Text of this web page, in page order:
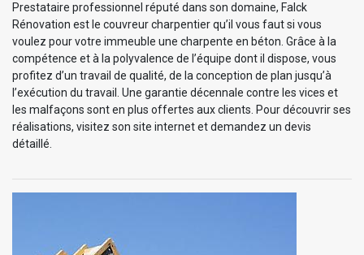
Prestataire professionnel réputé dans son domaine, Falck
Rénovation est le couvreur charpentier qu’il vous faut si vous
voulez pour votre immeuble une charpente en béton. Grâce à la
compétence et à la polyvalence de l’équipe dont il dispose, vous
profitez d’un travail de qualité, de la conception de plan jusqu’à
l’exécution du travail. Une garantie décennale contre les vices et
les malfaçons sont en plus offertes aux clients. Pour découvrir ses
réalisations, visitez son site internet et demandez un devis
détaillé.